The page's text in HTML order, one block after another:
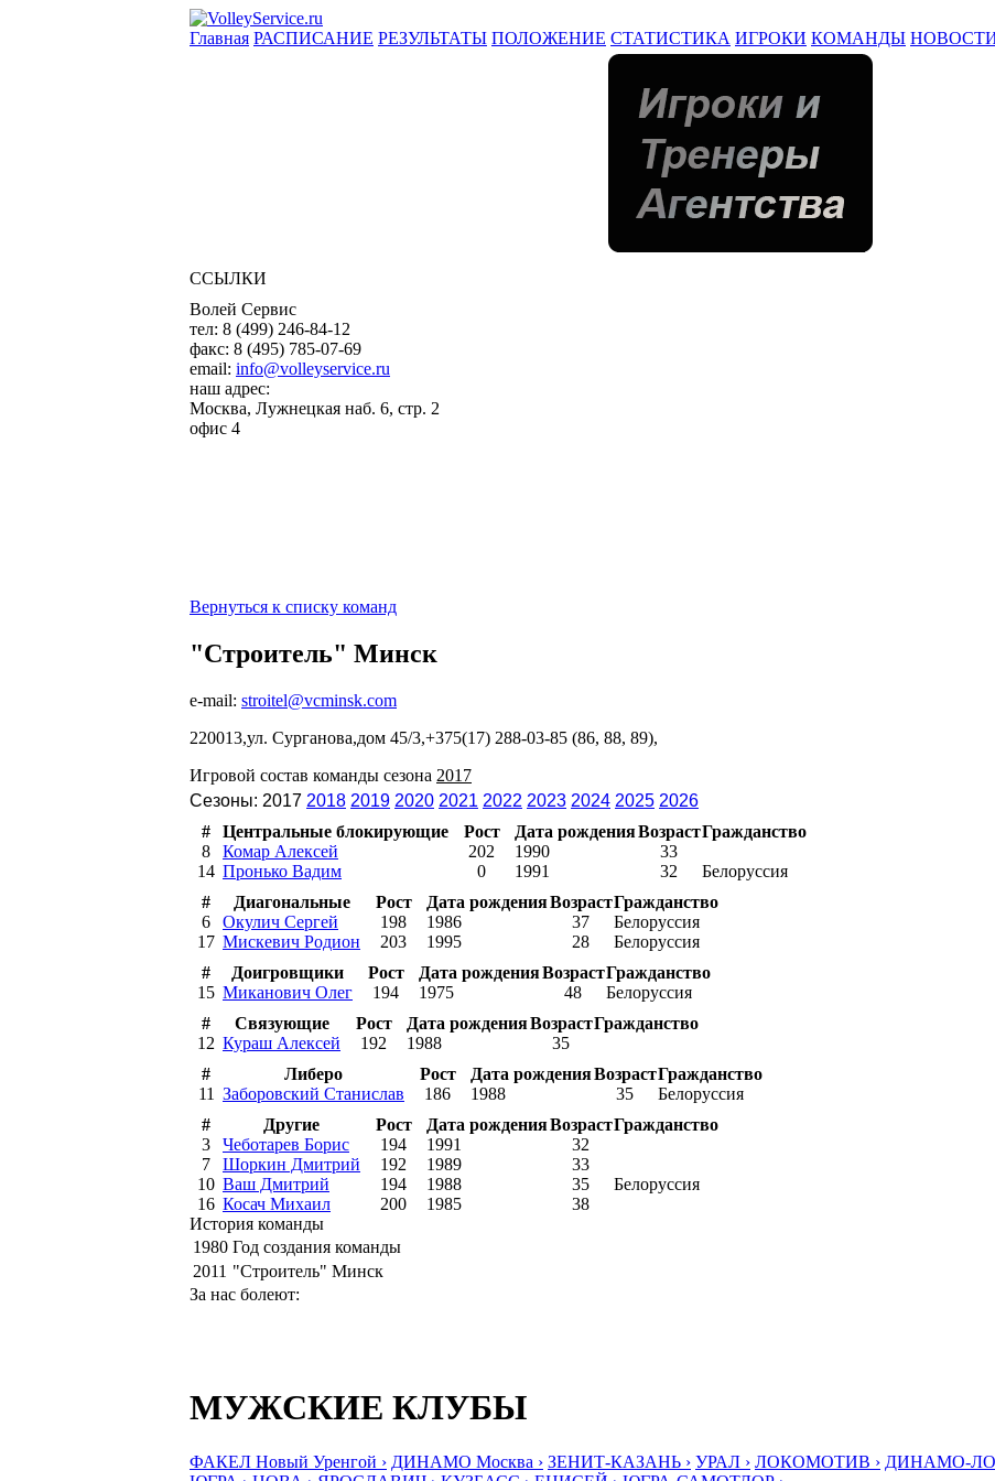
Главная РАСПИСАНИЕ РЕЗУЛЬТАТЫ ПОЛОЖЕНИЕ СТАТИСТИКА ИГРОКИ КОМАНДЫ
ССЫЛКИ
Волей Сервис
тел: 8 (499) 246-84-12
факс: 8 (495) 785-07-69
email: info@volleyservice.ru
наш адрес:
Москва, Лужнецкая наб. 6, стр. 2
офис 4
Вернуться к списку команд
"Строитель" Минск
e-mail: stroitel@vcminsk.com
220013,ул. Сурганова,дом 45/3,+375(17) 288-03-85 (86, 88, 89),
Игровой состав команды сезона 2017
Сезоны: 2017 2018 2019 2020 2021 2022 2023 2024 2025 2026
#
Центральные блокирующие Рост Дата рожденияВозрастГражданство
8
Комар Алексей 202 1990
33
14 Пронько Вадим 0 1991 32
Белоруссия
#
Диагональные Рост Дата рожденияВозрастГражданство
6
Окулич Сергей 198 1986 37
Белоруссия
17 Мискевич Родион 203 1995 28
Белоруссия
#
Доигровщики Рост Дата рожденияВозрастГражданство
15 Миканович Олег 194 1975 48
Белоруссия
#
Связующие Рост Дата рожденияВозрастГражданство
12 Кураш Алексей 192 1988
35
#
Либеро Рост Дата рожденияВозрастГражданство
11 Заборовский Станислав 186 1988 35
Белоруссия
#
Другие Рост Дата рожденияВозрастГражданство
3
Чеботарев Борис 194 1991
32
7
Шоркин Дмитрий 192 1989
33
10 Ваш Дмитрий 194 1988 35
Белоруссия
16 Косач Михаил 200 1985
38
История команды
1980 Год создания команды
2011 "Строитель" Минск
За нас болеют:
МУЖСКИЕ КЛУБЫ
ФАКЕЛ Новый Уренгой › ДИНАМО Москва › ЗЕНИТ-КАЗАНЬ › УРАЛ › ЛОКОМОТИВ › ДИНАМО-ЛО